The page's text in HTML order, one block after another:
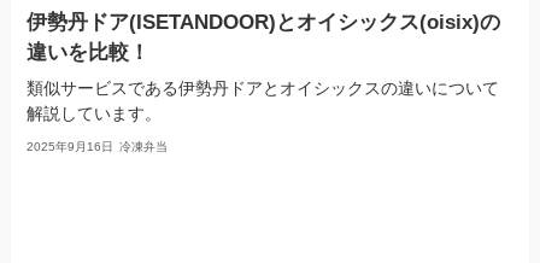
伊勢丹ドア(ISETANDOOR)とオイシックス(oisix)の
違いを比較！
類似サービスである伊勢丹ドアとオイシックスの違いについて
解説しています。
2025年9月16日 冷凍弁当